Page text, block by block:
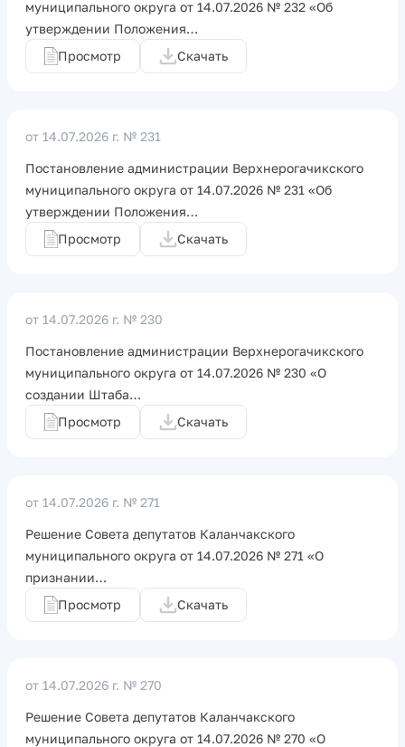
муниципального округа от 14.07.2026 № 232 «Об
утверждении Положения…
Просмотр
Скачать
от 14.07.2026 г. № 231
Постановление администрации Верхнерогачикского
муниципального округа от 14.07.2026 № 231 «Об
утверждении Положения…
Просмотр
Скачать
от 14.07.2026 г. № 230
Постановление администрации Верхнерогачикского
муниципального округа от 14.07.2026 № 230 «О
создании Штаба…
Просмотр
Скачать
от 14.07.2026 г. № 271
Решение Совета депутатов Каланчакского
муниципального округа от 14.07.2026 № 271 «О
признании…
Просмотр
Скачать
от 14.07.2026 г. № 270
Решение Совета депутатов Каланчакского
муниципального округа от 14.07.2026 № 270 «О